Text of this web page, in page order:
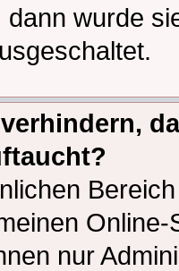
dann wurde
nur